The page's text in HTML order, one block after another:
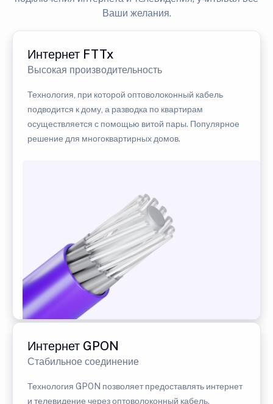
Ваши желания.
Интернет FTTx
Высокая производительность
Технология, при которой оптоволоконный кабель
подводится к дому, а разводка по квартирам
осуществляется с помощью витой пары. Популярное
решение для многоквартирных домов.
Интернет GPON
Стабильное соединение
Технология GPON позволяет предоставлять интернет
и телевидение через оптоволоконный кабель.